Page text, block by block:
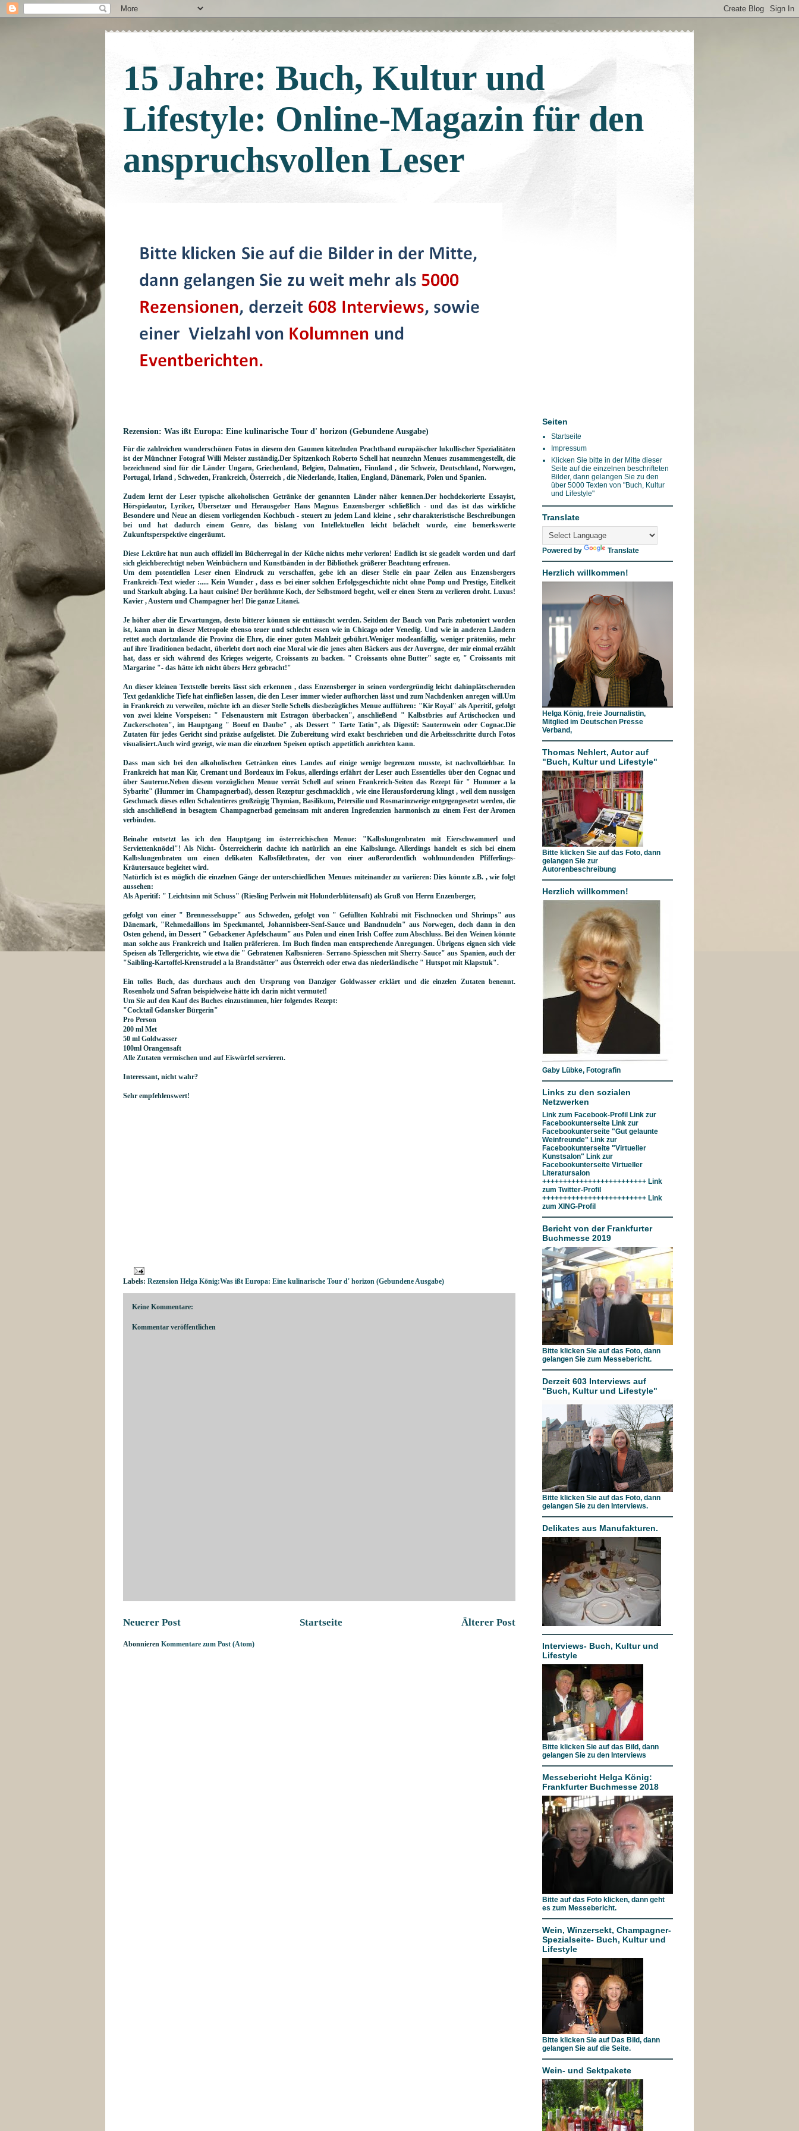
15 Jahre: Buch, Kultur und
Lifestyle: Online-Magazin für den
anspruchsvollen Leser
Rezension: Was ißt Europa: Eine kulinarische Tour d' horizon (Gebundene Ausgabe)
Für die zahlreichen wunderschönen Fotos in diesem den Gaumen kitzelnden Prachtband europäischer lukullischer Spezialitäten
ist der Münchner Fotograf Willi Meister zuständig.Der Spitzenkoch Roberto Schell hat neunzehn Menues zusammengestellt, die
bezeichnend sind für die Länder Ungarn, Griechenland, Belgien, Dalmatien, Finnland , die Schweiz, Deutschland, Norwegen,
Portugal, Irland , Schweden, Frankreich, Österreich , die Niederlande, Italien, England, Dänemark, Polen und Spanien.
Zudem lernt der Leser typische alkoholischen Getränke der genannten Länder näher kennen.Der hochdekorierte Essayist,
Hörspielautor, Lyriker, Übersetzer und Herausgeber Hans Magnus Enzensberger schließlich - und das ist das wirkliche
Besondere und Neue an diesem vorliegenden Kochbuch - steuert zu jedem Land kleine , sehr charakteristische Beschreibungen
bei und hat dadurch einem Genre, das bislang von Intellektuellen leicht belächelt wurde, eine bemerkswerte
Zukunftsperspektive eingeräumt.
Diese Lektüre hat nun auch offiziell im Bücherregal in der Küche nichts mehr verloren! Endlich ist sie geadelt worden und darf
sich gleichberechtigt neben Weinbüchern und Kunstbänden in der Bibliothek größerer Beachtung erfreuen.
Um dem potentiellen Leser einen Eindruck zu verschaffen, gebe ich an dieser Stelle ein paar Zeilen aus Enzensbergers
Frankreich-Text wieder :..... Kein Wunder , dass es bei einer solchen Erfolgsgeschichte nicht ohne Pomp und Prestige, Eitelkeit
und Starkult abging. La haut cuisine! Der berühmte Koch, der Selbstmord begeht, weil er einen Stern zu verlieren droht. Luxus!
Kavier , Austern und Champagner her! Die ganze Litanei.
Je höher aber die Erwartungen, desto bitterer können sie enttäuscht werden. Seitdem der Bauch von Paris zubetoniert worden
ist, kann man in dieser Metropole ebenso teuer und schlecht essen wie in Chicago oder Venedig. Und wie in anderen Ländern
rettet auch dortzulande die Provinz die Ehre, die einer guten Mahlzeit gebührt.Weniger modeanfällig, weniger präteniös, mehr
auf ihre Traditionen bedacht, überlebt dort noch eine Moral wie die jenes alten Bäckers aus der Auvergne, der mir einmal erzählt
hat, dass er sich während des Krieges weigerte, Croissants zu backen. " Croissants ohne Butter" sagte er, " Croissants mit
Margarine "- das hätte ich nicht übers Herz gebracht!"
An dieser kleinen Textstelle bereits lässt sich erkennen , dass Enzensberger in seinen vordergründig leicht dahinplätschernden
Text gedankliche Tiefe hat einfließen lassen, die den Leser immer wieder aufhorchen lässt und zum Nachdenken anregen will.Um
in Frankreich zu verweilen, möchte ich an dieser Stelle Schells diesbezügliches Menue aufführen: "Kir Royal" als Aperitif, gefolgt
von zwei kleine Vorspeisen: " Felsenaustern mit Estragon überbacken", anschließend " Kalbstbries auf Artischocken und
Zuckerschoten", im Hauptgang " Boeuf en Daube" , als Dessert " Tarte Tatin", als Digestif: Sauternwein oder Cognac.Die
Zutaten für jedes Gericht sind präzise aufgelistet. Die Zubereitung wird exakt beschrieben und die Arbeitsschritte durch Fotos
visualisiert.Auch wird gezeigt, wie man die einzelnen Speisen optisch appetitlich anrichten kann.
Dass man sich bei den alkoholischen Getränken eines Landes auf einige wenige begrenzen musste, ist nachvollziehbar. In
Frankreich hat man Kir, Cremant und Bordeaux im Fokus, allerdings erfährt der Leser auch Essentielles über den Cognac und
über Sauterne.Neben diesem vorzüglichen Menue verrät Schell auf seinen Frankreich-Seiten das Rezept für " Hummer a la
Sybarite" (Hummer im Champagnerbad), dessen Rezeptur geschmacklich , wie eine Herausforderung klingt , weil dem nussigen
Geschmack dieses edlen Schalentieres großzügig Thymian, Basilikum, Petersilie und Rosmarinzweige entgegengesetzt werden, die
sich anschließend in besagtem Champagnerbad gemeinsam mit anderen Ingredenzien harmonisch zu einem Fest der Aromen
verbinden.
Beinahe entsetzt las ich den Hauptgang im österreichischen Menue: "Kalbslungenbraten mit Eierschwammerl und
Serviettenknödel"! Als Nicht- Österreicherin dachte ich natürlich an eine Kalbslunge. Allerdings handelt es sich bei einem
Kalbslungenbraten um einen delikaten Kalbsfiletbraten, der von einer außerordentlich wohlmundenden Pfifferlings-
Kräutersauce begleitet wird.
Natürlich ist es möglich die einzelnen Gänge der unterschiedlichen Menues miteinander zu variieren: Dies könnte z.B. , wie folgt
aussehen:
Als Aperitif: " Leichtsinn mit Schuss" (Riesling Perlwein mit Holunderblütensaft) als Gruß von Herrn Enzenberger,
gefolgt von einer " Brennesselsuppe" aus Schweden, gefolgt von " Gefüllten Kohlrabi mit Fischnocken und Shrimps" aus
Dänemark, "Rehmedaillons im Speckmantel, Johannisbeer-Senf-Sauce und Bandnudeln" aus Norwegen, doch dann in den
Osten gehend, im Dessert " Gebackener Apfelschaum" aus Polen und einen Irish Coffee zum Abschluss. Bei den Weinen könnte
man solche aus Frankreich und Italien präferieren. Im Buch finden man entsprechende Anregungen. Übrigens eignen sich viele
Speisen als Tellergerichte, wie etwa die " Gebratenen Kalbsnieren- Serrano-Spiesschen mit Sherry-Sauce" aus Spanien, auch der
"Saibling-Kartoffel-Krenstrudel a la Brandstätter" aus Österreich oder etwa das niederländische " Hutspot mit Klapstuk".
Ein tolles Buch, das durchaus auch den Ursprung von Danziger Goldwasser erklärt und die einzelen Zutaten benennt.
Rosenholz und Safran beispielweise hätte ich darin nicht vermutet!
Um Sie auf den Kauf des Buches einzustimmen, hier folgendes Rezept:
"Cocktail Gdansker Bürgerin"
Pro Person
200 ml Met
50 ml Goldwasser
100ml Orangensaft
Alle Zutaten vermischen und auf Eiswürfel servieren.
Interessant, nicht wahr?
Sehr empfehlenswert!
Labels: Rezension Helga König:Was ißt Europa: Eine kulinarische Tour d' horizon (Gebundene Ausgabe)
Keine Kommentare:
Kommentar veröffentlichen
Neuerer Post Älterer Post
Startseite
Abonnieren Kommentare zum Post (Atom)
Seiten
Startseite
Impressum
Klicken Sie bitte in der Mitte dieser
Seite auf die einzelnen beschrifteten
Bilder, dann gelangen Sie zu den
über 5000 Texten von "Buch, Kultur
und Lifestyle"
Translate
Powered by Translate
Herzlich willkommen!
Helga König, freie Journalistin,
Mitglied im Deutschen Presse
Verband,
Thomas Nehlert, Autor auf
"Buch, Kultur und Lifestyle"
Bitte klicken Sie auf das Foto, dann
gelangen Sie zur
Autorenbeschreibung
Herzlich willkommen!
Gaby Lübke, Fotografin
Links zu den sozialen
Netzwerken
Link zum Facebook-Profil Link zur
Facebookunterseite Link zur
Facebookunterseite "Gut gelaunte
Weinfreunde" Link zur
Facebookunterseite "Virtueller
Kunstsalon" Link zur
Facebookunterseite Virtueller
Literatursalon
+++++++++++++++++++++++++ Link
zum Twitter-Profil
+++++++++++++++++++++++++ Link
zum XING-Profil
Bericht von der Frankfurter
Buchmesse 2019
Bitte klicken Sie auf das Foto, dann
gelangen Sie zum Messebericht.
Derzeit 603 Interviews auf
"Buch, Kultur und Lifestyle"
Bitte klicken Sie auf das Foto, dann
gelangen Sie zu den Interviews.
Delikates aus Manufakturen.
Interviews- Buch, Kultur und
Lifestyle
Bitte klicken Sie auf das Bild, dann
gelangen Sie zu den Interviews
Messebericht Helga König:
Frankfurter Buchmesse 2018
Bitte auf das Foto klicken, dann geht
es zum Messebericht.
Wein, Winzersekt, Champagner-
Spezialseite- Buch, Kultur und
Lifestyle
Bitte klicken Sie auf Das Bild, dann
gelangen Sie auf die Seite.
Wein- und Sektpakete